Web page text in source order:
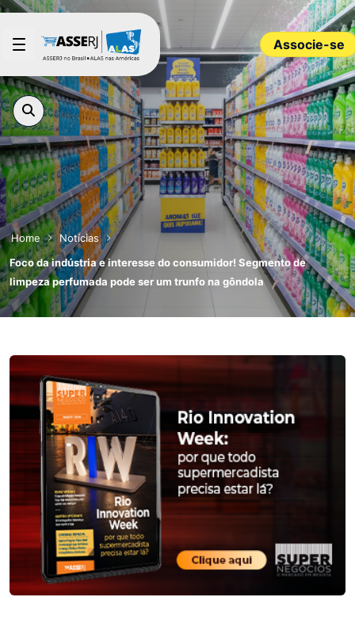
Pular para o Conteúdo principal
Associe-se
Home
Notícias
Foco da indústria e interesse do consumidor! Segmento de
limpeza perfumada pode ser um trunfo na gôndola